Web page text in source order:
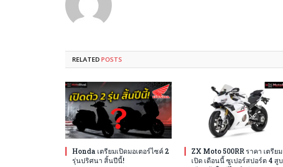
RELATED POSTS
Honda เตรียมเปิดมอเตอร์ไซค์ 2
รุ่นปริศนา สิ้นปีนี้!
ZX Moto 500RR ราคา เตรียม
เปิด เดือนนี้ ซูเปอร์สปอร์ต 4 สูบ